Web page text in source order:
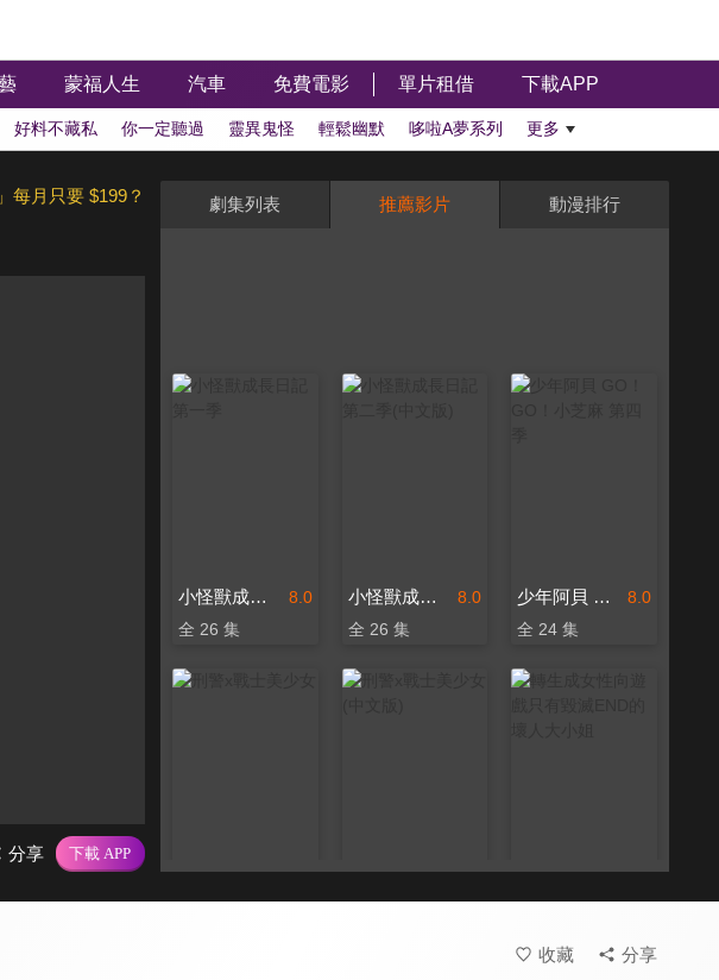
蒙福人生 汽車 免費電影 單片租借 下載APP
好料不藏私 你一定聽過 靈異鬼怪 輕鬆幽默 哆啦A夢系列 更多
每月只要 $199？
分享
劇集列表 推薦影片 動漫排行
8.0
小怪獸成長日記 第一季
全 26 集
8.0
小怪獸成長日記 第二季(中文版)
全 26 集
8.0
少年阿貝 GO！GO！小芝麻 第四季
全 24 集
收藏 分享